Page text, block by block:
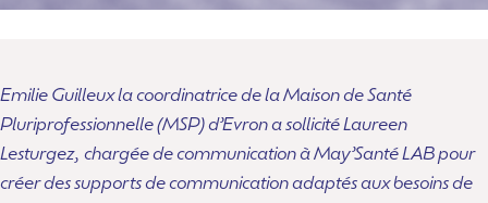
Emilie Guilleux la coordinatrice de la Maison de Santé
Pluriprofessionnelle (MSP) d’Evron a sollicité Laureen
Lesturgez, chargée de communication à May’Santé LAB pour
créer des supports de communication adaptés aux besoins de